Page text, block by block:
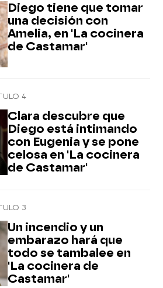
Diego tiene que tomar
una decisión con
Amelia, en 'La cocinera
de Castamar'
4
Clara descubre que
Diego está intimando
con Eugenia y se pone
celosa en 'La cocinera
de Castamar'
3
Un incendio y un
embarazo hará que
todo se tambalee en
'La cocinera de
Castamar'